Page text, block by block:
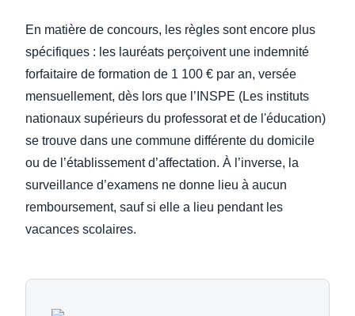
En matière de concours, les règles sont encore plus
spécifiques : les lauréats perçoivent une indemnité
forfaitaire de formation de 1 100 € par an, versée
mensuellement, dès lors que l’INSPE (Les instituts
nationaux supérieurs du professorat et de l'éducation)
se trouve dans une commune différente du domicile
ou de l’établissement d’affectation. À l’inverse, la
surveillance d’examens ne donne lieu à aucun
remboursement, sauf si elle a lieu pendant les
vacances scolaires.